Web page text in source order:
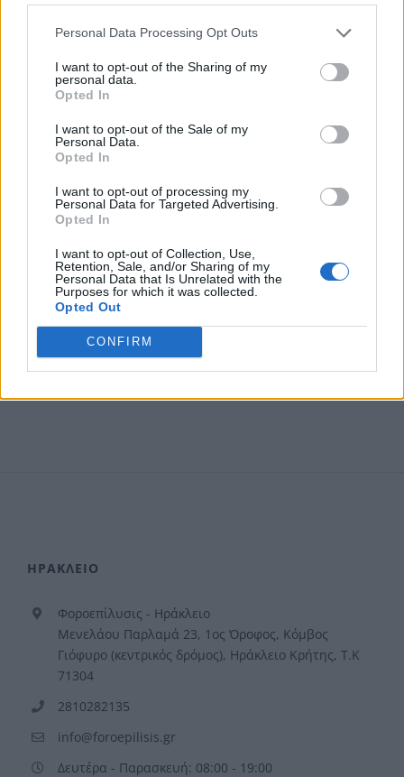
Personal Data Processing Opt Outs
I want to opt-out of the Sharing of my
personal data.
Opted In
I want to opt-out of the Sale of my
Personal Data.
Opted In
I want to opt-out of processing my
Personal Data for Targeted Advertising.
Opted In
I want to opt-out of Collection, Use,
Retention, Sale, and/or Sharing of my
Personal Data that Is Unrelated with the
Purposes for which it was collected.
Opted Out
CONFIRM
Για διευκρινίσεις σχετικά με τη δήλωση Πόθεν Έσχες
2019 και υποβολή της δήλωσης επικοινωνήστε με το
γραφείο μας.
2 Αυγούστου, 2019 | Categories:Φορολογικά Θέματα
Κοινοποίησε την ανάρτηση
FacebookTwitterLinkedInEmail
ΗΡΑΚΛΕΙΟ
Φοροεπίλυσις - Ηράκλειο
Μενελάου Παρλαμά 23, 1ος Όροφος, Κόμβος
Γιόφυρο (κεντρικός δρόμος), Ηράκλειο Κρήτης, Τ.Κ
71304
2810282135
info@foroepilisis.gr
Δευτέρα - Παρασκευή: 08:00 - 19:00